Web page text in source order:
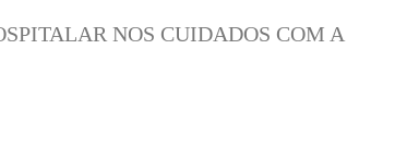
NOS CUIDADOS COM A